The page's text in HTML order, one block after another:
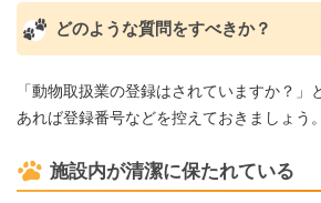
どのような質問をすべきか？
「動物取扱業の登録はされていますか？」
あれば登録番号などを控えておきましょう。
施設内が清潔に保たれている